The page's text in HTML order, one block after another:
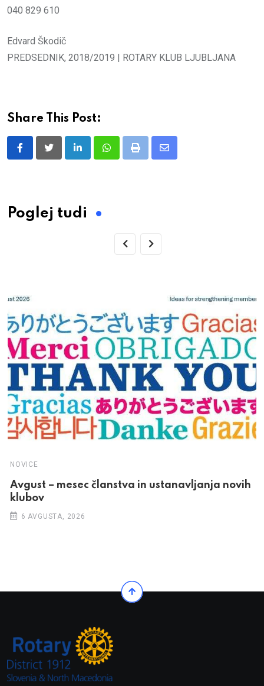
040 829 610
Edvard Škodič
PREDSEDNIK, 2018/2019 | ROTARY KLUB LJUBLJANA
Share This Post:
LinkedInWhatsappPrint
Share
Poglej tudi
NOVICE
Avgust – mesec članstva in ustanavljanja novih
klubov
6 AVGUSTA, 2026